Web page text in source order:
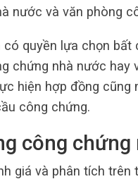
nước và văn phòng
có quyền lựa chọn
chứng nhà nước
hiện hợp đồng cũng
công chứng.
công
giá và phân tích